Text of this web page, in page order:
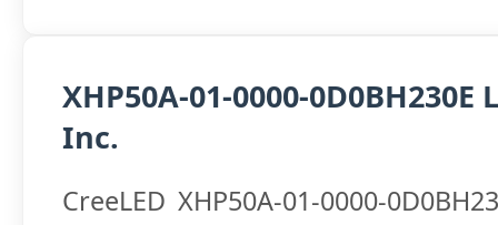
XHP50A-01-0000-0D0BH230E
Inc.
CreeLED XHP50A-01-0000-